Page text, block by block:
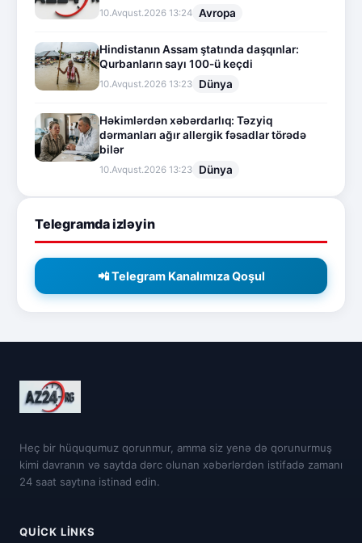
10.Avqust.2026 13:24 Avropa
Hindistanın Assam ştatında daşqınlar:
Qurbanların sayı 100-ü keçdi
10.Avqust.2026 13:23 Dünya
Həkimlərdən xəbərdarlıq: Təzyiq
dərmanları ağır allergik fəsadlar törədə
bilər
10.Avqust.2026 13:23 Dünya
Telegramda izləyin
📲 Telegram Kanalımıza Qoşul
Heç bir hüququmuz qorunmur, amma siz yenə də qorunurmuş
kimi davranın və saytda dərc olunan xəbərlərdən istifadə zamanı
24 saat saytına istinad edin.
QUICK LINKS